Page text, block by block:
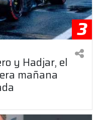
3
y Hadjar, el
mañana